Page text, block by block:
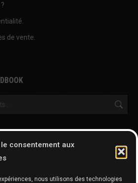
consentement aux
nous utilisons des technologies
de vente.